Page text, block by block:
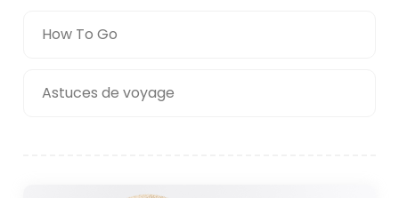
How To Go
Astuces de voyage